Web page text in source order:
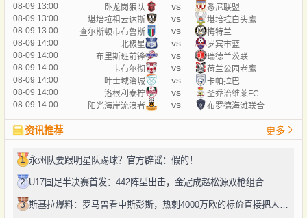
08-09 13:00 卧龙岗狼队 vs
悉尼联盟
08-09 13:00
堪培拉祖云达斯 vs
堪培拉白头鹰
08-09 13:00
查尔斯顿市布鲁斯 vs
梅特兰
08-09 14:00
北极星 vs
罗宾市蓝
08-09 14:00
布里斯班前锋 vs
瑞德兰茨联
08-09 14:00
卡布尔彻 vs
荷兰公园老鹰
08-09 14:00
叶士域治城 vs
卡帕拉巴
08-09 14:00
洛根利泰柠 vs
圣乔治维莱FC
08-09 14:00
阳光海岸流浪者 vs 布罗德海滩联合
资讯推荐 更多
1 永州队要跟明星队踢球？官方辟谣：假的！
2 U17国足半决赛首发：442阵型出击，金冠成赵松源双枪组合
3 斯基拉爆料：罗马曾看中斯彭斯，热刺4000万欧的标价直接把人劝退了